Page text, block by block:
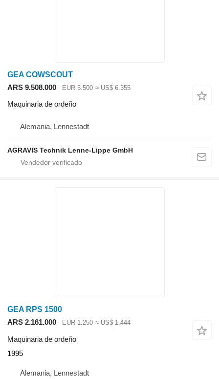
GEA COWSCOUT
ARS 9.508.000
EUR 5.500 ≈ US$ 6.355
Maquinaria de ordeño
Alemania, Lennestadt
AGRAVIS Technik Lenne-Lippe GmbH
GEA RPS 1500
ARS 2.161.000
EUR 1.250 ≈ US$ 1.444
Maquinaria de ordeño
1995
Alemania, Lennestadt